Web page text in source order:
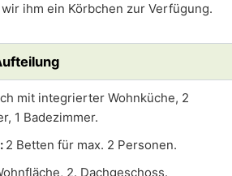
ihm ein Körbchen zur Verfügung.
mit integrierter Wohnküche, 2
1 Badezimmer.
2 Betten für max. 2 Personen.
2. Dachgeschoss.